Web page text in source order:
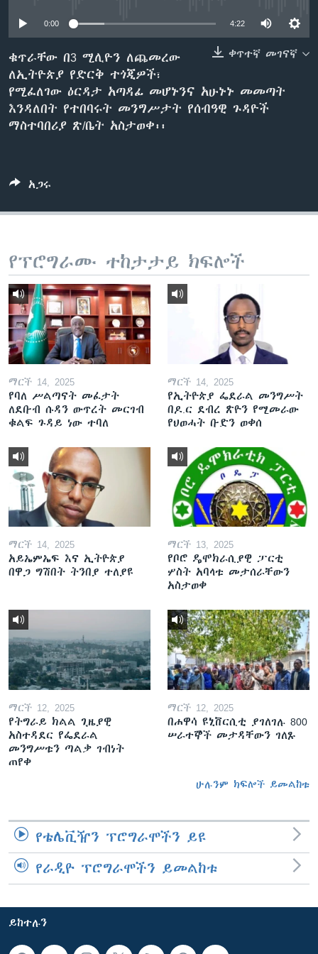
ቋንቋዎች
0:00 4:22
ቀጥተኛ መገናኛ
ቁጥራቸው በ3 ሚሊዮን ለጨመረው
ለኢትዮጵያ የድርቅ ተጎጂዎች፣
የሚፈለገው ዕርዳታ አጣዳፊ መሆኑንና አሁኑኑ መመጣት
እንዳለበት የተበባሩት መንግሥታት የሰብዓዊ ጉዳዮች
ማስተባበሪያ ጽ/ቤት አስታወቀ፡፡
አጋሩ
የፕሮግራሙ ተከታታይ ክፍሎች
ማርች 14, 2025
የባለ ሥልጣናት መፈታት
ለደቡብ ሱዳን ውጥረት መርገብ
ቁልፍ ጉዳይ ነው ተባለ
ማርች 14, 2025
የኢትዮጵያ ፌደራል መንግሥት
በዶ.ር ደብረ ጽዮን የሚመራው
የህወሓት ቡድን ወቀሰ
ማርች 14, 2025
አይኤምኤፍ እና ኢትዮጵያ
በዋጋ ግሽበት ትንበያ ተለያዩ
ማርች 13, 2025
የቦሮ ዴሞክራሲያዊ ፓርቲ
ሦስት አባላቱ መታሰራቸውን
አስታወቀ
ማርች 12, 2025
የትግራይ ክልል ጊዜያዊ
አስተዳደር የፌደራል
መንግሥቱን ጣልቃ ገብነት
ጠየቀ
ማርች 12, 2025
በሐዋሳ ዩኒቨርሲቲ ያገለገሉ 800
ሠራተኞች መታዳቸውን ገለጹ
ሁሉንም ክፍሎች ይመልከቱ
የቴሌቪዥን ፕሮግራሞችን ይዩ
የራዲዮ ፕሮግራሞችን ይመልከቱ
ይከተሉን